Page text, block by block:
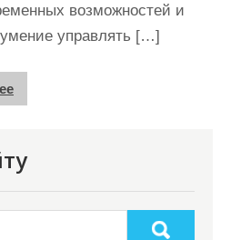
возможностей и
управлять […]